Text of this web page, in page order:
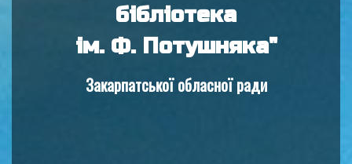
бібліотека
ім. Ф. Потушняка"
Закарпатської обласної ради